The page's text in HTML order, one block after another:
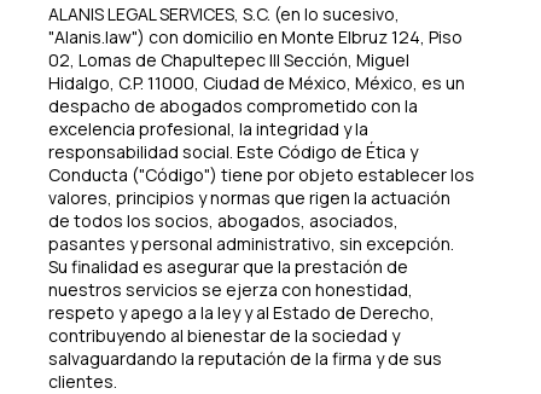
ALANIS LEGAL SERVICES, S.C. (en lo sucesivo,
"Alanis.law") con domicilio en Monte Elbruz 124, Piso
02, Lomas de Chapultepec III Sección, Miguel
Hidalgo, C.P. 11000, Ciudad de México, México, es un
despacho de abogados comprometido con la
excelencia profesional, la integridad y la
responsabilidad social. Este Código de Ética y
Conducta ("Código") tiene por objeto establecer los
valores, principios y normas que rigen la actuación
de todos los socios, abogados, asociados,
pasantes y personal administrativo, sin excepción.
Su finalidad es asegurar que la prestación de
nuestros servicios se ejerza con honestidad,
respeto y apego a la ley y al Estado de Derecho,
contribuyendo al bienestar de la sociedad y
salvaguardando la reputación de la firma y de sus
clientes.